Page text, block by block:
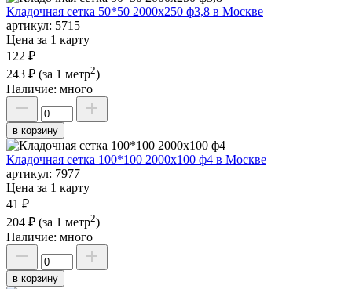
Кладочная сетка 50*50 2000х250 ф3,8 в Москве
артикул: 5715
Цена за 1 карту
122 ₽
243 ₽ (за 1 метр2)
Наличие: много
в корзину
Кладочная сетка 100*100 2000х100 ф4 в Москве
артикул: 7977
Цена за 1 карту
41 ₽
204 ₽ (за 1 метр2)
Наличие: много
в корзину